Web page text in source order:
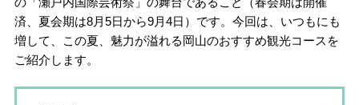
済、夏会期は8月5日から9月4日）です。今回は、いつもにも
増して、この夏、魅力が溢れる岡山のおすすめ観光コースを
ご紹介します。